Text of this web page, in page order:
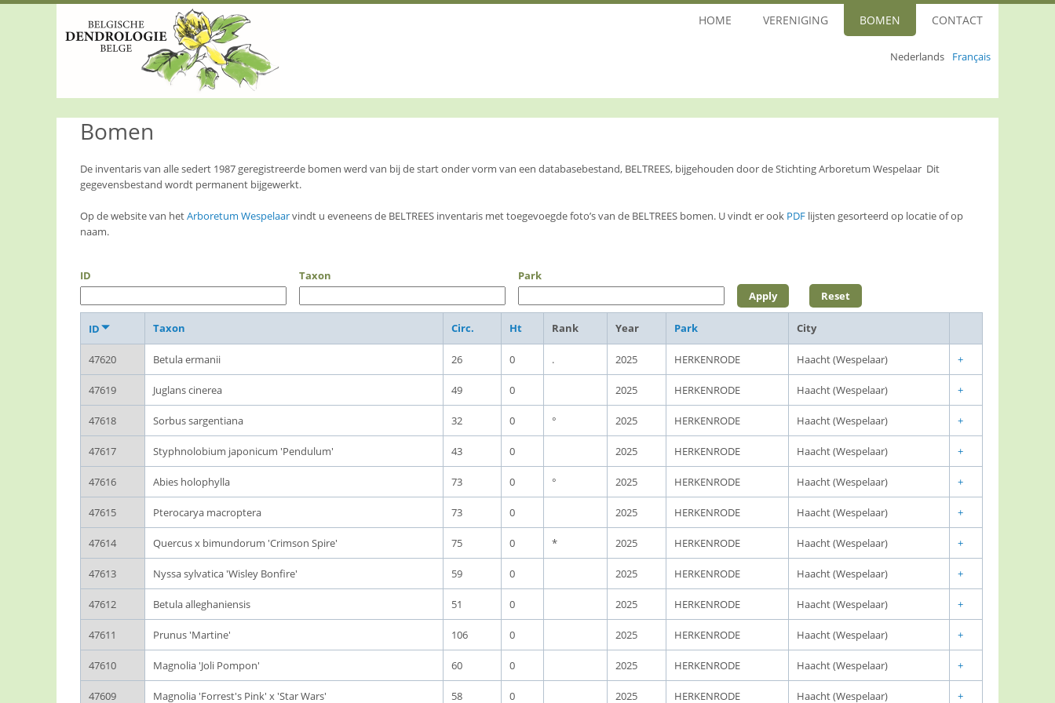
Nederlands Français
HOME VERENIGING BOMEN CONTACT
Bomen
De inventaris van alle sedert 1987 geregistreerde bomen werd van bij de start onder vorm van een databasebestand, BELTREES, bijgehouden door de Stichting Arboretum Wespelaar Dit
gegevensbestand wordt permanent bijgewerkt.
Op de website van hetArboretum Wespelaarvindt u eveneens de BELTREES inventaris met toegevoegde foto’s van de BELTREES bomen. U vindt er ook PDF lijsten gesorteerd op locatie of op
naam.
ID Taxon Park
ID Taxon Circ. Ht Rank Year Park City
47620 Betula ermanii 26 0 . 2025 HERKENRODE Haacht (Wespelaar) +
47619 Juglans cinerea 49 0 2025 HERKENRODE Haacht (Wespelaar) +
47618 Sorbus sargentiana 32 0 ° 2025 HERKENRODE Haacht (Wespelaar) +
47617 Styphnolobium japonicum 'Pendulum' 43 0 2025 HERKENRODE Haacht (Wespelaar) +
47616 Abies holophylla 73 0 ° 2025 HERKENRODE Haacht (Wespelaar) +
47615 Pterocarya macroptera 73 0 2025 HERKENRODE Haacht (Wespelaar) +
47614 Quercus x bimundorum 'Crimson Spire' 75 0 * 2025 HERKENRODE Haacht (Wespelaar) +
47613 Nyssa sylvatica 'Wisley Bonfire' 59 0 2025 HERKENRODE Haacht (Wespelaar) +
47612 Betula alleghaniensis 51 0 2025 HERKENRODE Haacht (Wespelaar) +
47611 Prunus 'Martine' 106 0 2025 HERKENRODE Haacht (Wespelaar) +
47610 Magnolia 'Joli Pompon' 60 0 2025 HERKENRODE Haacht (Wespelaar) +
47609 Magnolia 'Forrest's Pink' x 'Star Wars' 58 0 2025 HERKENRODE Haacht (Wespelaar) +